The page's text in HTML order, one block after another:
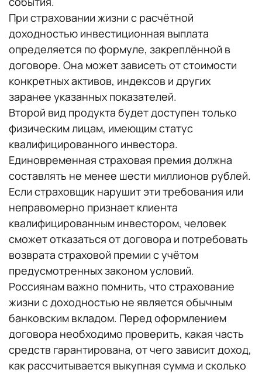
При страховании жизни с расчётной
доходностью инвестиционная выплата
определяется по формуле, закреплённой в
договоре. Она может зависеть от стоимости
конкретных активов, индексов и других
заранее указанных показателей.
Второй вид продукта будет доступен только
физическим лицам, имеющим статус
квалифицированного инвестора.
Единовременная страховая премия должна
составлять не менее шести миллионов рублей.
Если страховщик нарушит эти требования или
неправомерно признает клиента
квалифицированным инвестором, человек
сможет отказаться от договора и потребовать
возврата страховой премии с учётом
предусмотренных законом условий.
Россиянам важно помнить, что страхование
жизни с доходностью не является обычным
банковским вкладом. Перед оформлением
договора необходимо проверить, какая часть
средств гарантирована, от чего зависит доход,
как рассчитывается выкупная сумма и сколько